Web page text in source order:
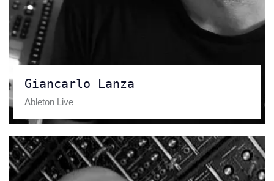
Giancarlo Lanza
Ableton Live